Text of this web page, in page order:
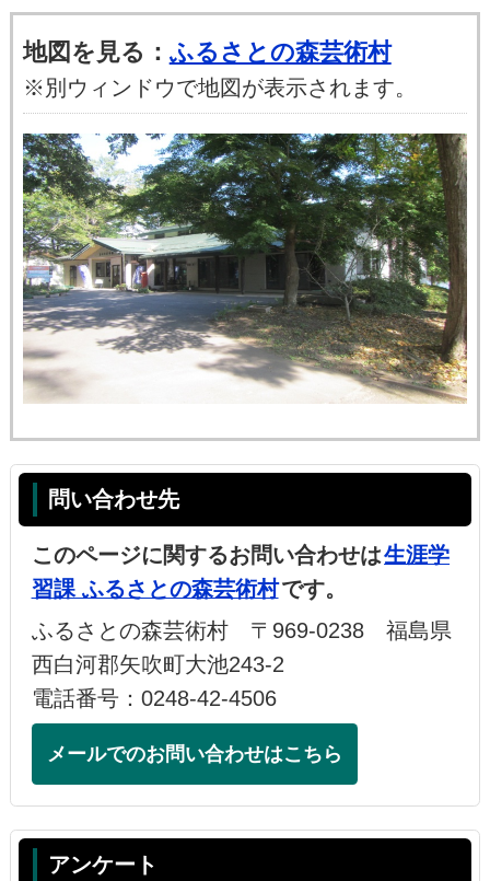
地図を見る： ふるさとの森芸術村
※別ウィンドウで地図が表示されます。
問い合わせ先
このページに関するお問い合わせは生涯学
習課 ふるさとの森芸術村です。
ふるさとの森芸術村 〒969-0238 福島県
西白河郡矢吹町大池243-2
電話番号：0248-42-4506
メールでのお問い合わせはこちら
アンケート